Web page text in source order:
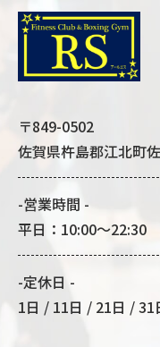
〒849-0502
佐賀県杵島郡江北町
-営業時間 -
平日：10:00～22:30
-定休日 -
1日 / 11日 / 21日 / 31